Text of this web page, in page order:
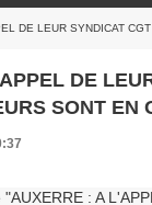
DE LEUR SYNDICAT CGT
DE
SONT EN